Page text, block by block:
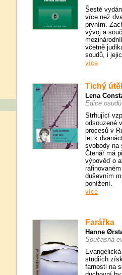
Šesté
více než
prvním.
vývoj a
včetně
soudů, i
více
Tichý
Lena
Edice osudů
Strhující
odsouzené
procesů v
let k
svobody na
Čtenář má
výpověď o
duševním
ponížení.
více
Farářka
Hanne
Současná
studiích
farnosti na